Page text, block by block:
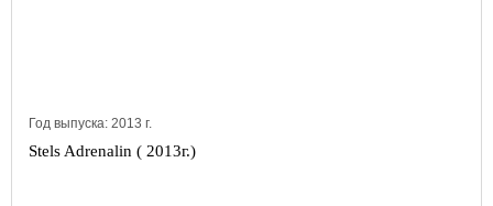
Год выпуска: 2013 г.
Stels Adrenalin ( 2013г.)